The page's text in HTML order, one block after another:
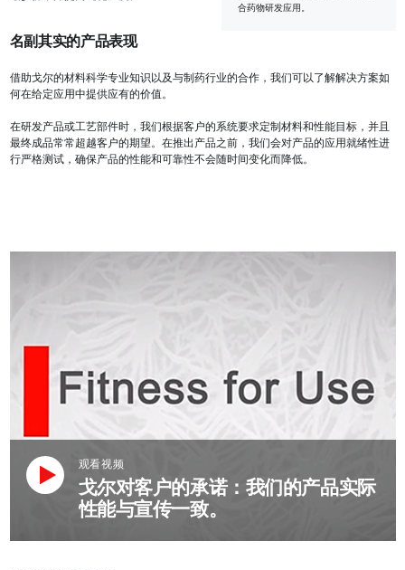
合药物研发应用。
名副其实的产品表现
借助戈尔的材料科学专业知识以及与制药行业的合作，我们可以了解解决方案如
何在给定应用中提供应有的价值。
在研发产品或工艺部件时，我们根据客户的系统要求定制材料和性能目标，并且
最终成品常常超越客户的期望。在推出产品之前，我们会对产品的应用就绪性进
行严格测试，确保产品的性能和可靠性不会随时间变化而降低。
观看视频
戈尔对客户的承诺：我们的产品实际
性能与宣传一致。